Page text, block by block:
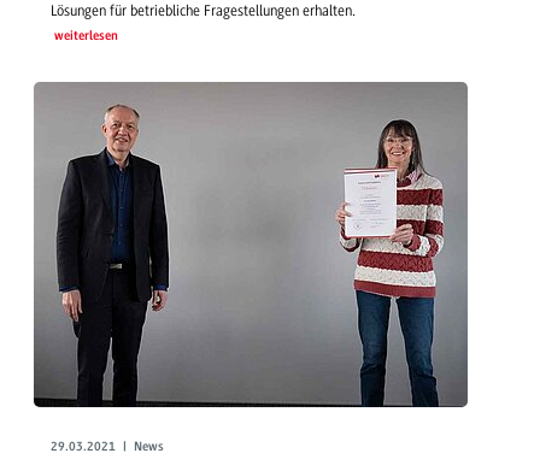
Lösungen für betriebliche Fragestellungen erhalten.
weiterlesen
29.03.2021 | News